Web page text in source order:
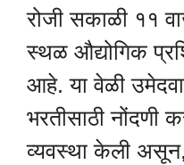
रोजी सकाळी ११
स्थळ औद्योगिक
आहे. या वेळी
भरतीसाठी नोंदणी
व्यवस्था केली